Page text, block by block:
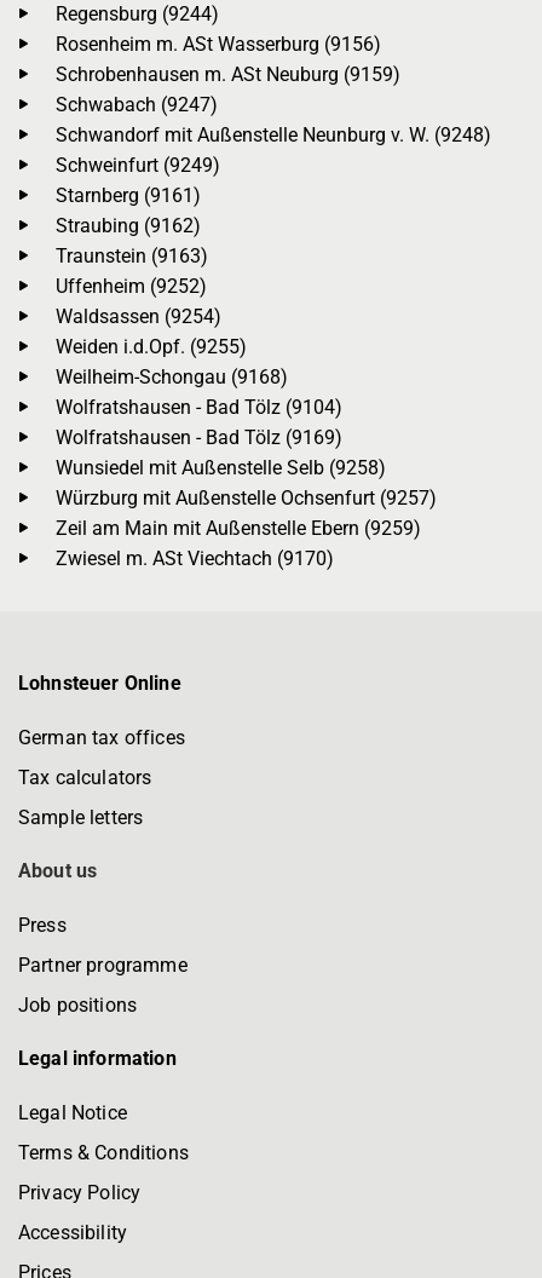
Regensburg (9244)
Rosenheim m. ASt Wasserburg (9156)
Schrobenhausen m. ASt Neuburg (9159)
Schwabach (9247)
Schwandorf mit Außenstelle Neunburg v. W. (9248)
Schweinfurt (9249)
Starnberg (9161)
Straubing (9162)
Traunstein (9163)
Uffenheim (9252)
Waldsassen (9254)
Weiden i.d.Opf. (9255)
Weilheim-Schongau (9168)
Wolfratshausen - Bad Tölz (9104)
Wolfratshausen - Bad Tölz (9169)
Wunsiedel mit Außenstelle Selb (9258)
Würzburg mit Außenstelle Ochsenfurt (9257)
Zeil am Main mit Außenstelle Ebern (9259)
Zwiesel m. ASt Viechtach (9170)
Lohnsteuer Online
German tax offices
Tax calculators
Sample letters
About us
Press
Partner programme
Job positions
Legal information
Legal Notice
Terms & Conditions
Privacy Policy
Accessibility
Prices